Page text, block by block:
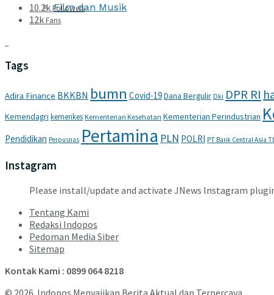
Film dan Musik
10.2kFollowers
12kFans
Tags
Adira Finance BKKBN bumn Covid-19Dana Bergulir Dki DPR RI
Kemendagri kemenkes Kementerian Kesehatan Kementerian Perindustrian
Pendidikan Perpusnas Pertamina PLN POLRI PT Bank Central Asia
Instagram
Please install/update and activate JNews Instagram
Tentang Kami
Redaksi Indopos
Pedoman Media Siber
Sitemap
Kontak Kami : 0899 064 8218
© 2026. Indopos Menyajikan Berita Aktual dan Terpercaya